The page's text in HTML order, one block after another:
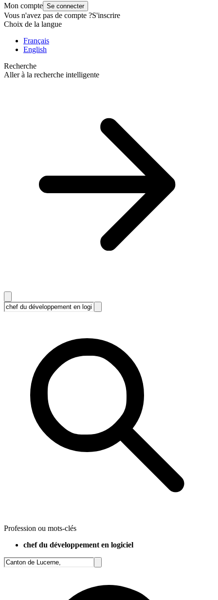
Mon compte Se connecter
Vous n'avez pas de compte ?S'inscrire
Choix de la langue
Français
English
Recherche
Aller à la recherche intelligente
Profession ou mots-clés
chef du développement en logiciel